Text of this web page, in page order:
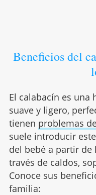
Beneficios del
El calabacín es una
suave y ligero,
tienen problemas
suele introducir
del bebé a partir de
través de caldos,
Conoce sus
familia: